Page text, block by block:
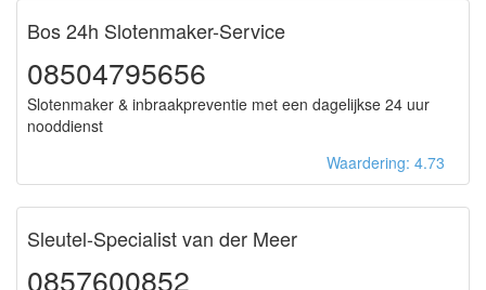
Bos 24h Slotenmaker-Service
08504795656
Slotenmaker & inbraakpreventie met een dagelijkse 24 uur
nooddienst
Waardering: 4.73
Sleutel-Specialist van der Meer
0857600852